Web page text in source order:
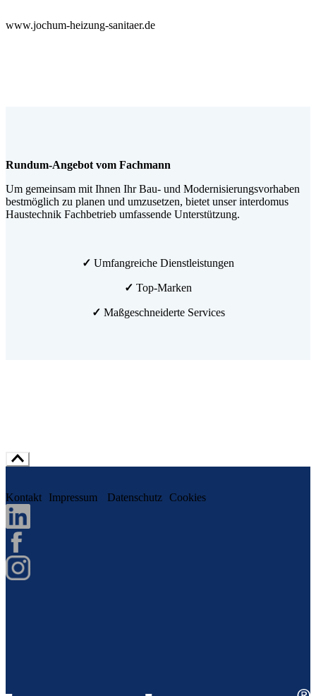
www.jochum-heizung-sanitaer.de
Rundum-Angebot vom Fachmann
Um gemeinsam mit Ihnen Ihr Bau- und Modernisierungsvorhaben
bestmöglich zu planen und umzusetzen, bietet unser interdomus
Haustechnik Fachbetrieb umfassende Unterstützung.
✓ Umfangreiche Dienstleistungen
✓ Top-Marken
✓ Maßgeschneiderte Services
Kontakt Impressum Datenschutz Cookies